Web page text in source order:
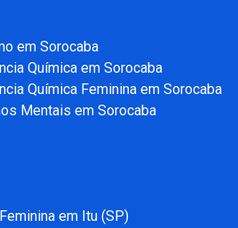
em Sorocaba
Química em Sorocaba
Química Feminina em Sorocaba
Mentais em Sorocaba
em Itu (SP)